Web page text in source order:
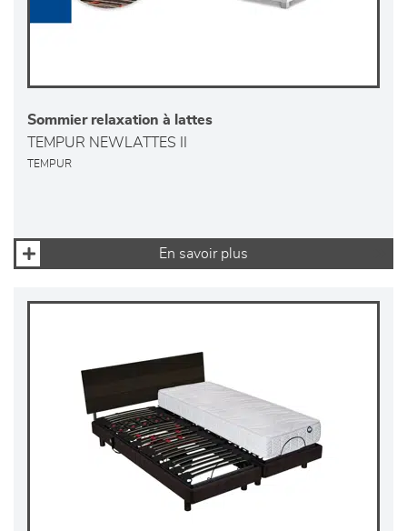
Sommier relaxation à lattes
TEMPUR NEWLATTES II
TEMPUR
En savoir plus